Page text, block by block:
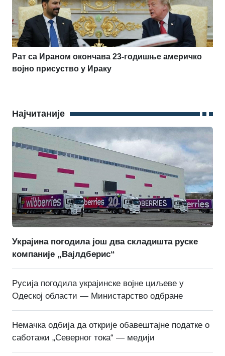
Рат са Ираном окончава 23-годишње америчко
војно присуство у Ираку
Најчитаније
Украјина погодила још два складишта руске
компаније „Вајлдберис“
Русија погодила украјинске војне циљеве у
Одеској области — Министарство одбране
Немачка одбија да открије обавештајне податке о
саботажи „Северног тока“ — медији